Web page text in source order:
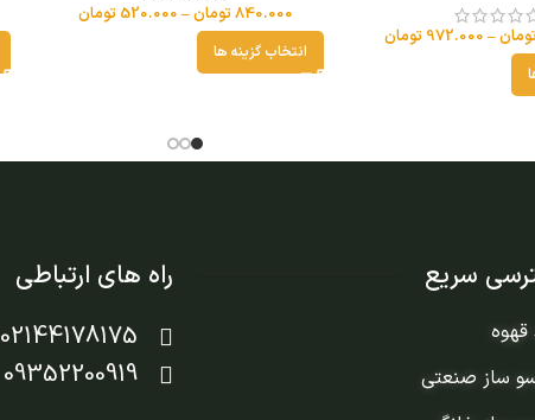
–
972.000 تومان
840.000تومان–
520.000 تومان
انتخاب گزینه ها
سریع
قهوه
ساز صنعتی
راه های ارتباطی
02144178175
09352200919